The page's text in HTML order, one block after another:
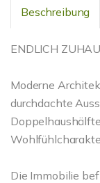
Beschreibung
ENDLICH
Moderne
durchdachte
Die Immobilie